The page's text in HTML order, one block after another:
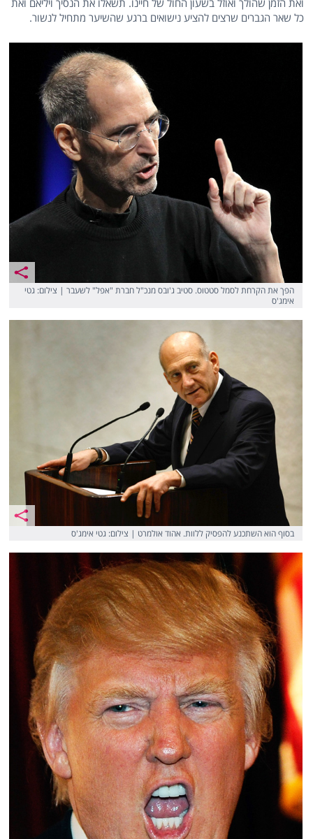
ואת הזמן שהולך ואוזל בשעון החול של חיינו. תשאלו את הנסיך ויליאם ואת
כל שאר הגברים שרצים להציע נישואים ברגע שהשיער מתחיל לנשור.
הפך את הקרחת לסמל סטטוס. סטיב ג'ובס מנכ"ל חברת "אפל" לשעבר | צילום: גטי
אימג'ס
בסוף הוא השתכנע להפסיק ללוות. אהוד אולמרט | צילום: גטי אימג'ס